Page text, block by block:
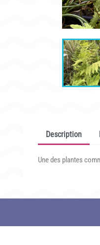
Description
Une des plantes